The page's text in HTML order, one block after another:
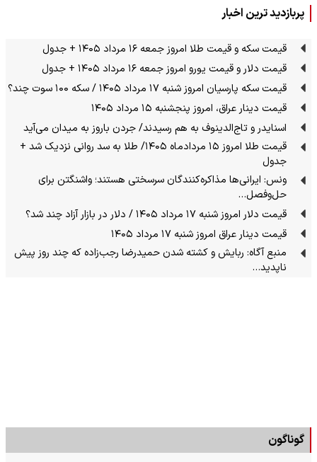
پربازدید ترین اخبار
قیمت سکه و قیمت طلا امروز جمعه ۱۶ مرداد ۱۴۰۵ + جدول
قیمت دلار و قیمت یورو امروز جمعه ۱۶ مرداد ۱۴۰۵ + جدول
قیمت سکه پارسیان امروز شنبه ۱۷ مرداد ۱۴۰۵ / سکه ۱۰۰ سوت چند؟
قیمت دینار عراق، امروز پنجشنبه ۱۵ مرداد ۱۴۰۵
اسنایدر و تاج‌الدینوف به هم رسیدند/ جردن باروز به میدان می‌آید
قیمت طلا امروز ۱۵ مردادماه ۱۴۰۵/ طلا به سد روانی نزدیک شد +
جدول
ونس: ایرانی‌ها مذاکره‌کنندگان سرسختی هستند؛ واشنگتن برای
حل‌وفصل…
قیمت دلار امروز شنبه ۱۷ مرداد ۱۴۰۵ / دلار در بازار آزاد چند شد؟
قیمت دینار عراق امروز شنبه ۱۷ مرداد ۱۴۰۵
منبع آگاه: ربایش و کشته شدن حمیدرضا رجب‌زاده که چند روز پیش
ناپدید…
گوناگون